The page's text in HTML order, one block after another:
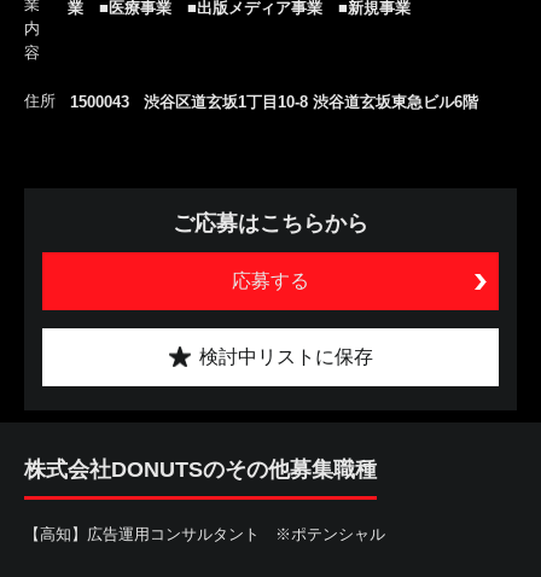
業
内
容
業 ■医療事業 ■出版メディア事業 ■新規事業
住所 1500043 渋谷区道玄坂1丁目10-8 渋谷道玄坂東急ビル6階
ご応募はこちらから
応募する
検討中リストに保存
株式会社DONUTSのその他募集職種
【高知】広告運用コンサルタント ※ポテンシャル